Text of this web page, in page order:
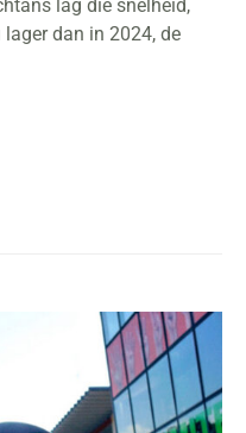
lag die snelheid,
dan in 2024, de